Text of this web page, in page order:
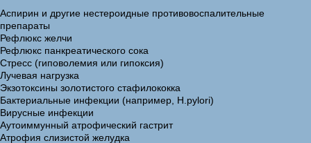
Аспирин и другие нестероидные противовоспалительные
препараты
Рефлюкс желчи
Рефлюкс панкреатического сока
Стресс (гиповолемия или гипоксия)
Лучевая нагрузка
Экзотоксины золотистого стафилококка
Бактериальные инфекции (например, H.pylori)
Вирусные инфекции
Аутоиммунный атрофический гастрит
Атрофия слизистой желудка